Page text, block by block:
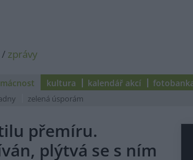
/ zprávy
kultura kalendář akcí
zelená úsporám
přemíru.
plýtvá se s ním